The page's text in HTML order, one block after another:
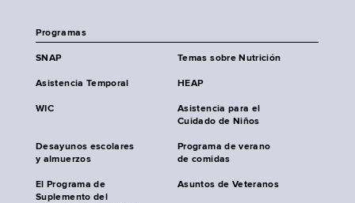
Programas
SNAP Temas sobre Nutrición
Asistencia Temporal HEAP
WIC
Asistencia para el
Cuidado de Niños
Desayunos escolares
y almuerzos
Programa de verano
de comidas
El Programa de
Suplemento del
Asuntos de Veteranos